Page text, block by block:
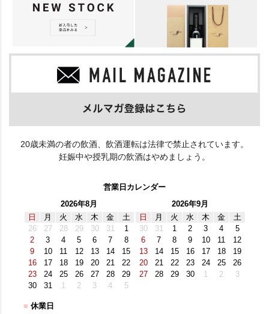
20歳未満の者の飲酒、飲酒運転は法律で禁止されています。
妊娠中や授乳期の飲酒はやめましょう。
営業日カレンダー
2026年8月
日
月 火 水 木 金
土
26
27 28 29 30 31
1
2
3 4 5 6 7
8
9
10 11 12 13 14
15
16
17 18 19 20 21
22
23
24 25 26 27 28
29
30
31 1 2 3 4 5
2026年9月
日
月 火 水 木 金
土
30
31 1 2 3 4
5
6
7 8 9 10 11
12
13
14 15 16 17 18
19
20
21 22 23 24 25
26
27
28 29 30 1 2 3
■ 休業日